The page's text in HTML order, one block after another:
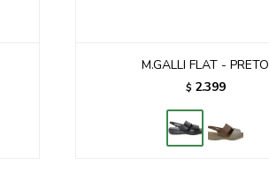
M.GALLI FLAT - PRETO
$ 2.399